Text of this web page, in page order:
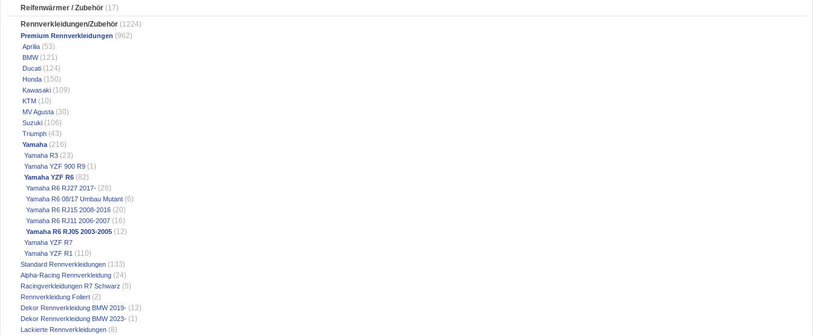
Reifenwärmer / Zubehör (17)
Rennverkleidungen/Zubehör (1224)
Premium Rennverkleidungen (962)
Aprilia (53)
BMW(121)
Ducati (124)
Honda (150)
Kawasaki (109)
KTM (10)
MV Agusta (30)
Suzuki (106)
Triumph (43)
Yamaha(216)
Yamaha R3 (23)
Yamaha YZF 900 R9 (1)
Yamaha YZF R6 (82)
Yamaha R6 RJ27 2017- (28)
Yamaha R6 08/17 Umbau Mutant (6)
Yamaha R6 RJ15 2008-2016 (20)
Yamaha R6 RJ11 2006-2007 (16)
Yamaha R6 RJ05 2003-2005 (12)
Yamaha YZF R7
Yamaha YZF R1 (110)
Standard Rennverkleidungen (133)
Alpha-Racing Rennverkleidung (24)
Racingverkleidungen R7 Schwarz (5)
Rennverkleidung Foliert (2)
Dekor Rennverkleidung BMW 2019- (12)
Dekor Rennverkleidung BMW 2023- (1)
Lackierte Rennverkleidungen (8)